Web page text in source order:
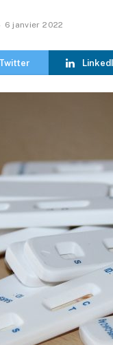
6 janvier 2022
Twitter